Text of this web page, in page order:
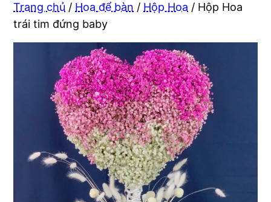
Trang chủ / Hoa để bàn / Hộp Hoa / Hộp Hoa
trái tim đứng baby